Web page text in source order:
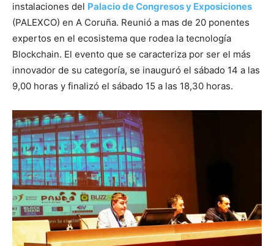
instalaciones del Palacio de Congresos y Exposiciones
(PALEXCO) en A Coruña. Reunió a mas de 20 ponentes
expertos en el ecosistema que rodea la tecnología
Blockchain. El evento que se caracteriza por ser el más
innovador de su categoría, se inauguró el sábado 14 a las
9,00 horas y finalizó el sábado 15 a las 18,30 horas.